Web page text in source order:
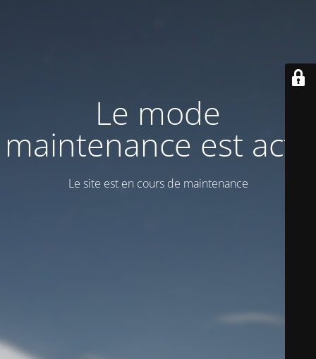
Le mode
maintenance est actif
Le site est en cours de maintenance